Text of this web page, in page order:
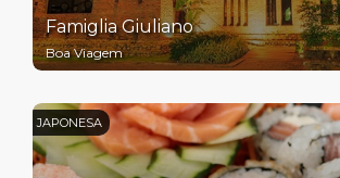
Famiglia Giuliano
Boa Viagem
JAPONESA